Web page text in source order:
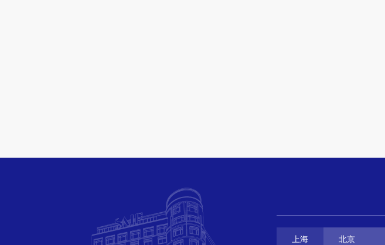
上海 北京